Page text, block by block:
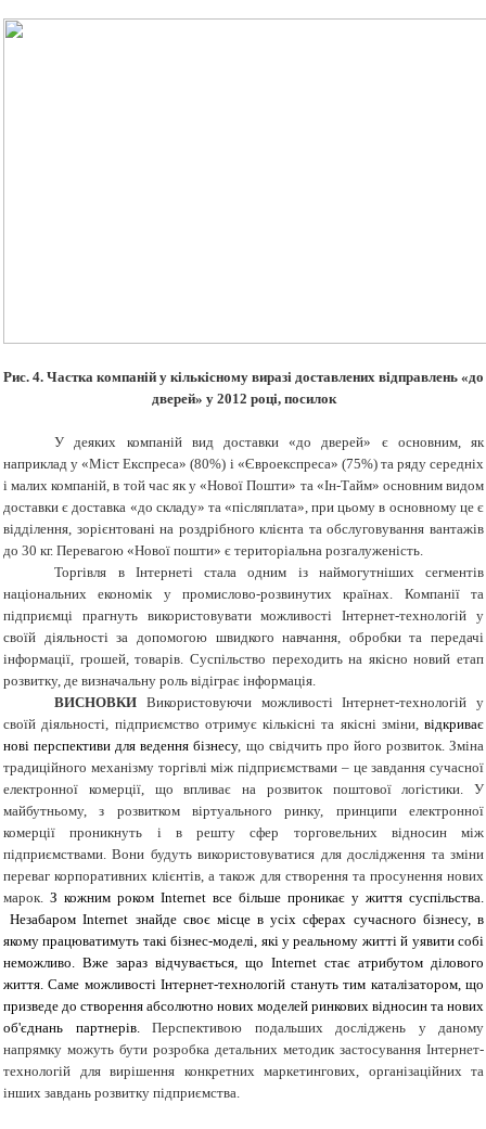
Рис. 4. Частка компаній у кількісному виразі доставлених відправлень «до
дверей» у 2012 році, посилок
У деяких компаній вид доставки «до дверей» є основним, як
наприклад у «Міст Експреса» (80%) і «Євроекспреса» (75%) та ряду середніх
і малих компаній, в той час як у «Нової Пошти» та «Ін-Тайм» основним видом
доставки є доставка «до складу» та «післяплата», при цьому в основному це є
відділення, зорієнтовані на роздрібного клієнта та обслуговування вантажів
до 30 кг. Перевагою «Нової пошти» є територіальна розгалуженість.
Торгівля в Інтернеті стала одним із наймогутніших сегментів
національних економік у промислово-розвинутих країнах. Компанії та
підприємці прагнуть використовувати можливості Інтернет-технологій у
своїй діяльності за допомогою швидкого навчання, обробки та передачі
інформації, грошей, товарів. Суспільство переходить на якісно новий етап
розвитку, де визначальну роль відіграє інформація.
ВИСНОВКИ Використовуючи можливості Інтернет-технологій у
своїй діяльності, підприємство отримує кількісні та якісні зміни, відкриває
нові перспективи для ведення бізнесу, що свідчить про його розвиток.Зміна
традиційного механізму торгівлі між підприємствами – це завдання сучасної
електронної комерції, що впливає на розвиток поштової логістики. У
майбутньому, з розвитком віртуального ринку, принципи електронної
комерції проникнуть і в решту сфер торговельних відносин між
підприємствами. Вони будуть використовуватися для дослідження та зміни
переваг корпоративних клієнтів, а також для створення та просунення нових
марок. З кожним роком Internet все більше проникає у життя суспільства.
Незабаром Internet знайде своє місце в усіх сферах сучасного бізнесу, в
якому працюватимуть такі бізнес-моделі, які у реальному житті й уявити собі
неможливо. Вже зараз відчувається, що Internet стає атрибутом ділового
життя. Саме можливості Інтернет-технологій стануть тим каталізатором, що
призведе до створення абсолютно нових моделей ринкових відносин та нових
об'єднань партнерів. Перспективою подальших досліджень у даному
напрямку можуть бути розробка детальних методик застосування Інтернет-
технологій для вирішення конкретних маркетингових, організаційних та
інших завдань розвитку підприємства.